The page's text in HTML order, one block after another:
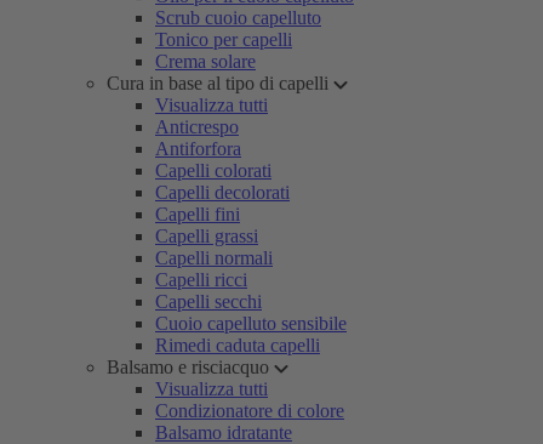
Scrub cuoio capelluto
Tonico per capelli
Crema solare
Cura in base al tipo di capelli
Visualizza tutti
Anticrespo
Antiforfora
Capelli colorati
Capelli decolorati
Capelli fini
Capelli grassi
Capelli normali
Capelli ricci
Capelli secchi
Cuoio capelluto sensibile
Rimedi caduta capelli
Balsamo e risciacquo
Visualizza tutti
Condizionatore di colore
Balsamo idratante